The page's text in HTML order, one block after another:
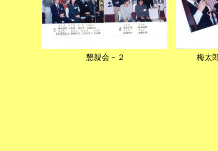
懇親会－２ 梅太